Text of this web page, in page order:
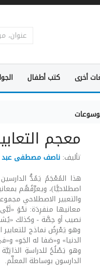
أخرى كتب أطفال
معجم
تأليف:ناصف مصطفى عبد
اصطلاحيًّا)، ويعرِّفُهُم
والتعبير الاصطلاحي
معانيها منفرِدَة: نحْوَ
نصيب أو حِصَّة - وكذلك
وهو يَعْرِضُ نماذج
الدنيا» و«صَفا له
وهو يَصْلُحُ للدراسةِ
الدارسون بوساطة المعلِّم.